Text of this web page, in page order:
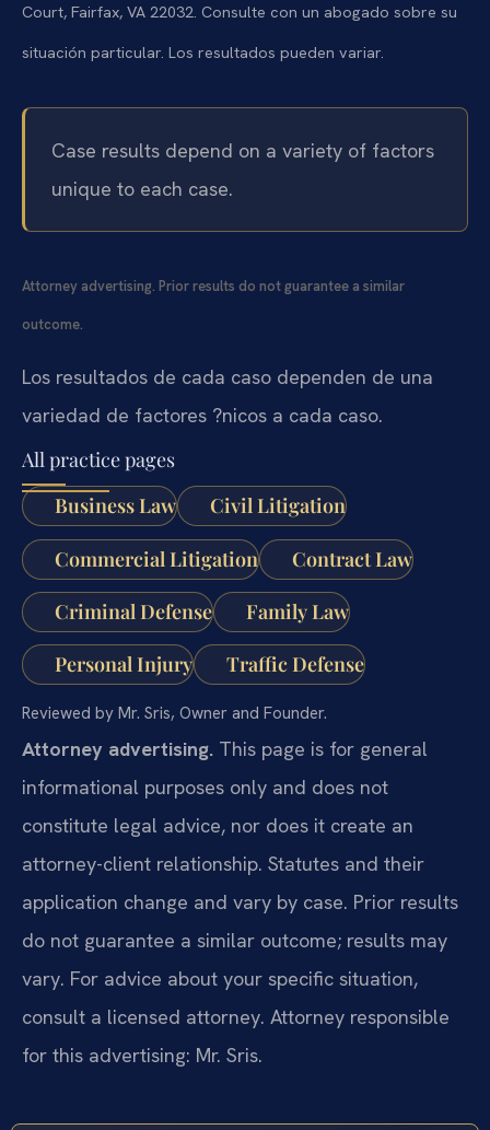
Court, Fairfax, VA 22032. Consulte con un abogado sobre su
situación particular. Los resultados pueden variar.
Case results depend on a variety of factors
unique to each case.
Attorney advertising. Prior results do not guarantee a similar
outcome.
Los resultados de cada caso dependen de una
variedad de factores ?nicos a cada caso.
All practice pages
Business Law
Civil Litigation
Commercial Litigation Contract Law
Criminal Defense Family Law
Personal Injury Traffic Defense
Reviewed by Mr. Sris, Owner and Founder.
Attorney advertising. This page is for general
informational purposes only and does not
constitute legal advice, nor does it create an
attorney-client relationship. Statutes and their
application change and vary by case. Prior results
do not guarantee a similar outcome; results may
vary. For advice about your specific situation,
consult a licensed attorney. Attorney responsible
for this advertising: Mr. Sris.